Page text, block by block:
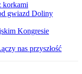
korkami
gwiazd Doliny
Kongresie
nas przyszłość